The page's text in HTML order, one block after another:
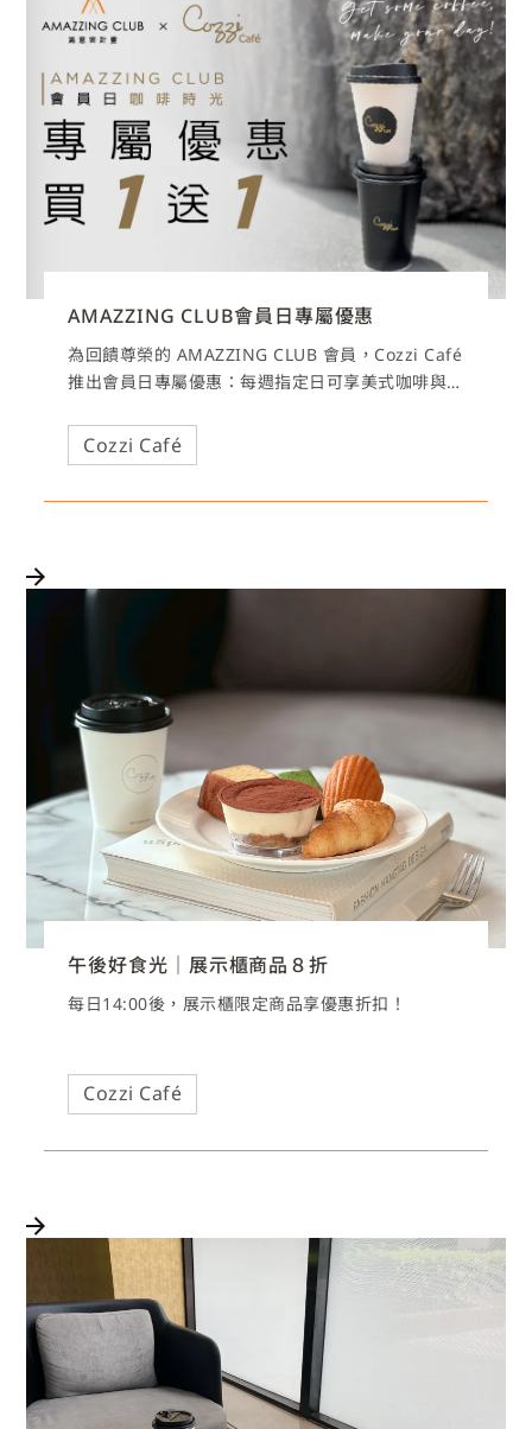
AMAZZING CLUB會員日專屬優惠
為回饋尊榮的 AMAZZING CLUB 會員，Cozzi Café
推出會員日專屬優惠：每週指定日可享美式咖啡與
與好心情！
Cozzi Café
午後好食光｜展示櫃商品８折
每日14:00後，展示櫃限定商品享優惠折扣！
Cozzi Café